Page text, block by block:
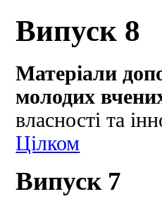
Випуск 8
Матеріали
молодих
власності та
Цілком
Випуск 7